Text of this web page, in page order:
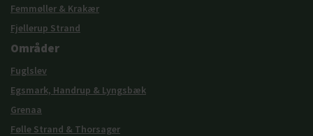
Femmøller & Krakær
Fjellerup Strand
Områder
Fuglslev
Egsmark, Handrup & Lyngsbæk
Grenaa
Følle Strand & Thorsager